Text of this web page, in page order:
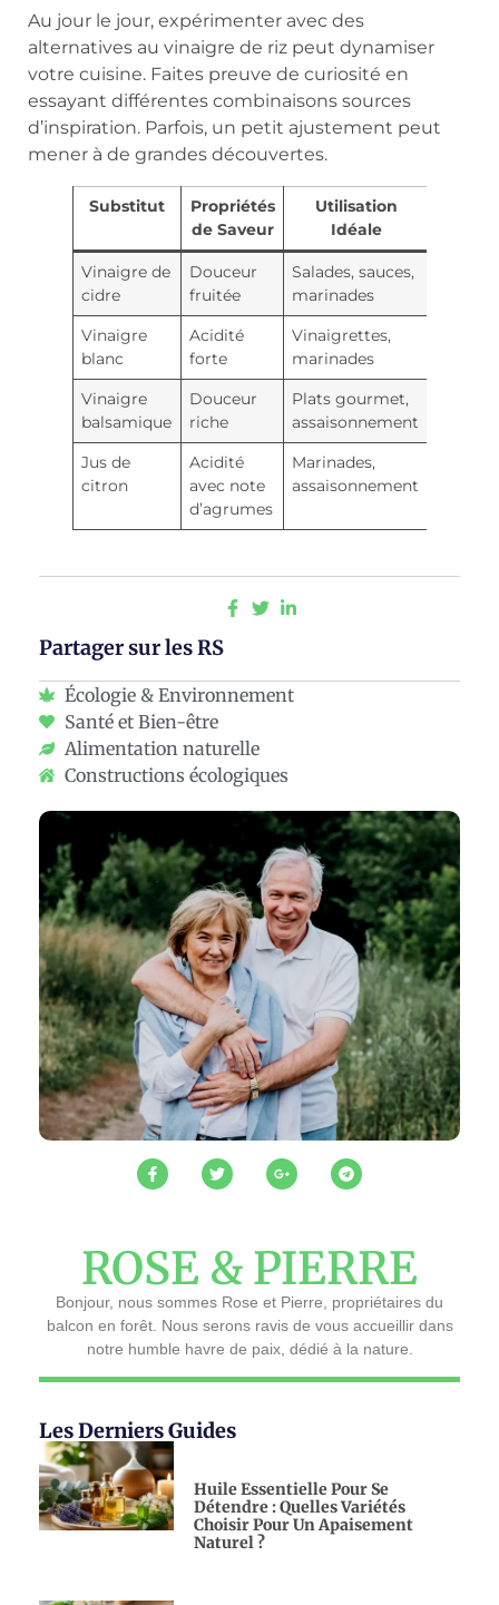
Au jour le jour, expérimenter avec des
alternatives au vinaigre de riz peut dynamiser
votre cuisine. Faites preuve de curiosité en
essayant différentes combinaisons sources
d’inspiration. Parfois, un petit ajustement peut
mener à de grandes découvertes.
Substitut
Propriétés
de Saveur
Utilisation
Idéale
Vinaigre de
cidre
Douceur
fruitée
Salades, sauces,
marinades
Vinaigre
blanc
Acidité
forte
Vinaigrettes,
marinades
Vinaigre
balsamique
Douceur
riche
Plats gourmet,
assaisonnement
Jus de
citron
Acidité
avec note
d’agrumes
Marinades,
assaisonnement
Partager sur les RS
Écologie & Environnement
Santé et Bien-être
Alimentation naturelle
Constructions écologiques
ROSE & PIERRE
Bonjour, nous sommes Rose et Pierre, propriétaires du
balcon en forêt. Nous serons ravis de vous accueillir dans
notre humble havre de paix, dédié à la nature.
Les Derniers Guides
Huile Essentielle Pour Se
Détendre : Quelles Variétés
Choisir Pour Un Apaisement
Naturel ?